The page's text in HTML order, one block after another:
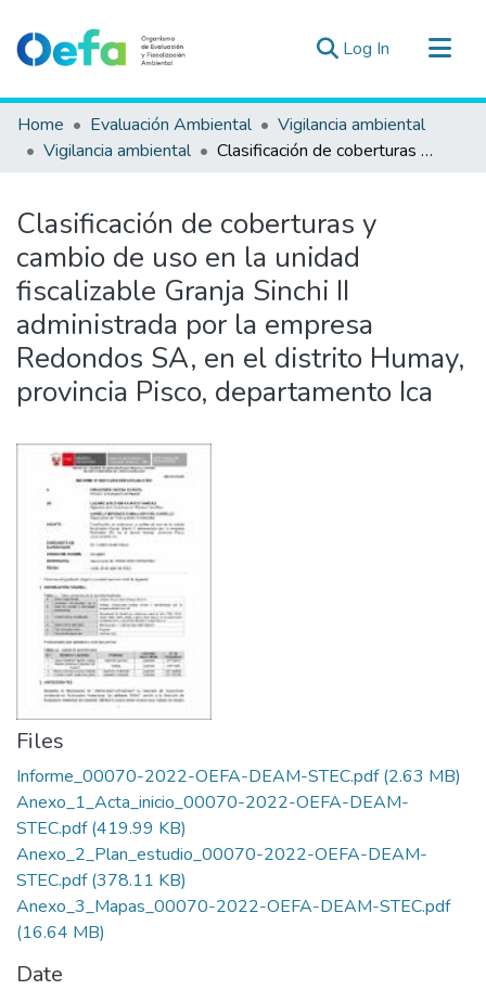
Log In (current)
Communities & Collections
All of DSpace
Estad. Externas
Guias ▾
Home Evaluación Ambiental
Vigilancia ambiental
Vigilancia ambiental
Clasificación de coberturas y cambio de uso en la unidad fiscalizable Granja Sinchi II administrada por la empresa Redondos SA, en el distrito Humay, provincia Pisco, departamento Ica
Clasificación de coberturas y
cambio de uso en la unidad
fiscalizable Granja Sinchi II
administrada por la empresa
Redondos SA, en el distrito Humay,
provincia Pisco, departamento Ica
Files
Informe_00070-2022-OEFA-DEAM-STEC.pdf(2.63 MB)
Anexo_1_Acta_inicio_00070-2022-OEFA-DEAM-
STEC.pdf(419.99 KB)
Anexo_2_Plan_estudio_00070-2022-OEFA-DEAM-
STEC.pdf(378.11 KB)
Anexo_3_Mapas_00070-2022-OEFA-DEAM-STEC.pdf
(16.64 MB)
Date